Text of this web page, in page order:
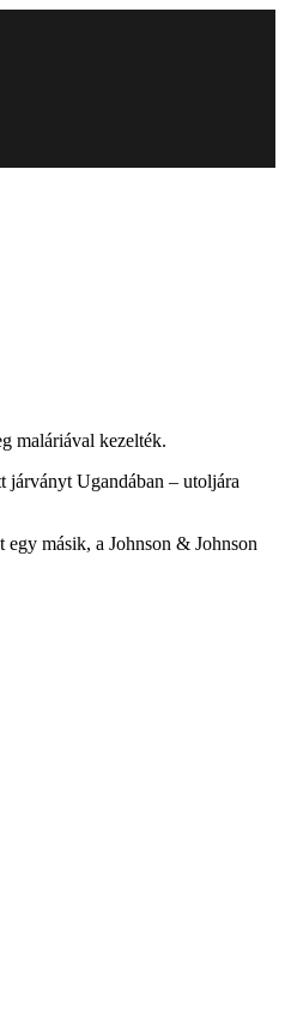
maláriával kezelték.
járványt Ugandában – utoljára
másik, a Johnson & Johnson